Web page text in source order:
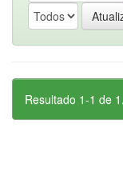
Resultado 1-1 de 1.